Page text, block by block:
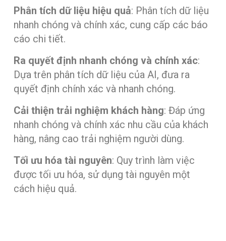
Phân tích dữ liệu hiệu quả: Phân tích dữ liệu
nhanh chóng và chính xác, cung cấp các báo
cáo chi tiết.
Ra quyết định nhanh chóng và chính xác:
Dựa trên phân tích dữ liệu của AI, đưa ra
quyết định chính xác và nhanh chóng.
Cải thiện trải nghiệm khách hàng: Đáp ứng
nhanh chóng và chính xác nhu cầu của khách
hàng, nâng cao trải nghiệm người dùng.
Tối ưu hóa tài nguyên: Quy trình làm việc
được tối ưu hóa, sử dụng tài nguyên một
cách hiệu quả.